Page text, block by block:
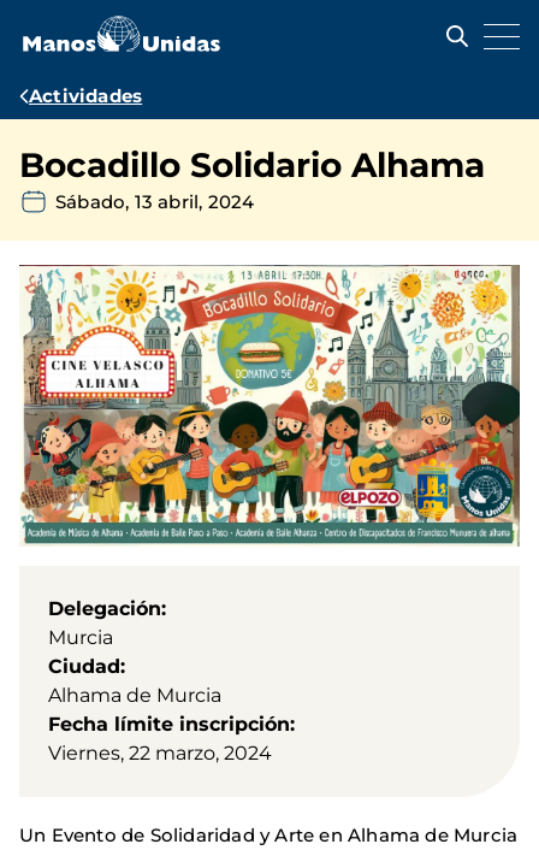
contenido
Ruta
navegación
Actividades
Bocadillo Solidario Alhama
Sábado, 13 abril, 2024
Delegación
Murcia
Ciudad
Alhama de Murcia
Fecha límite inscripción
Viernes, 22 marzo, 2024
Un Evento de Solidaridad y Arte en Alhama de Murcia